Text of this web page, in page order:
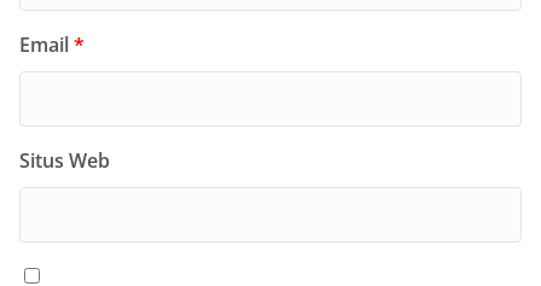
Email*
Situs Web